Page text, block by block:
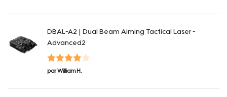
DBAL-A2 | Dual Beam Aiming Tactical Laser -
Advanced2
Note4
par William H.